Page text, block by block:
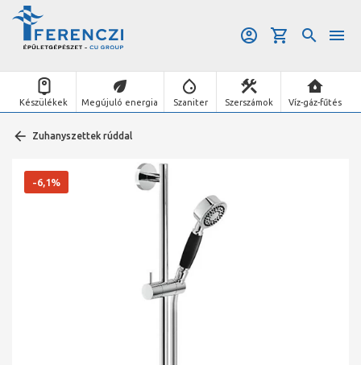
Készülékek Megújuló energia Szaniter Szerszámok Víz-gáz-fűtés
Zuhanyszettek rúddal
-6,1%